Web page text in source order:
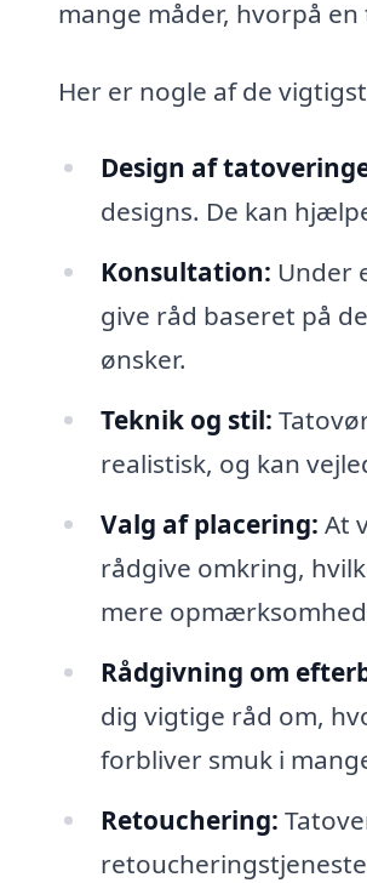
mange måder, hvorpå
Her er nogle af de
Design af
designs. De kan
Konsultation: Under
give råd baseret på
ønsker.
Teknik og stil:
realistisk, og kan
Valg af placering: At
rådgive omkring,
mere
Rådgivning om
dig vigtige råd om,
forbliver smuk i
Retouchering: